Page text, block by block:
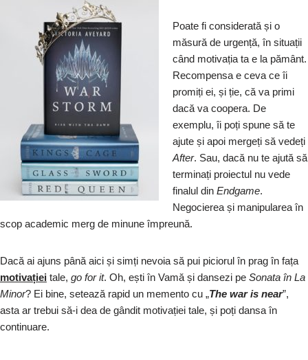
Poate fi considerată și o
măsură de urgență, în situații
când motivația ta e la pământ.
Recompensa e ceva ce îi
promiți ei, și ție, că va primi
dacă va coopera. De
exemplu, îi poți spune să te
ajute și apoi mergeți să vedeți
After. Sau, dacă nu te ajută să
terminați proiectul nu vede
finalul din Endgame.
Negocierea și manipularea în
scop academic merg de minune împreună.
Dacă ai ajuns până aici și simți nevoia să pui piciorul în prag în fața
motivației tale, go for it. Oh, ești în Vamă și dansezi pe Sonata în La
Minor? Ei bine, setează rapid un memento cu „The war is near”,
asta ar trebui să-i dea de gândit motivației tale, și poți dansa în
continuare.